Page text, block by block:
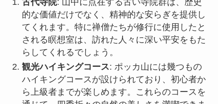
ハイキングコースが設けられており、初心者か
ら上級者までが楽しめます。これらのコースを
通じて、四季折々の自然の美しさを満喫できま
す。
紅葉の絶景 : 秋に訪れると、山々が紅葉で覆わ
れる壮麗な光景を楽しめます。この時期のポッ
カ山は、カメラ愛好者にとって絶好の撮影ポイ
ントとなっています。